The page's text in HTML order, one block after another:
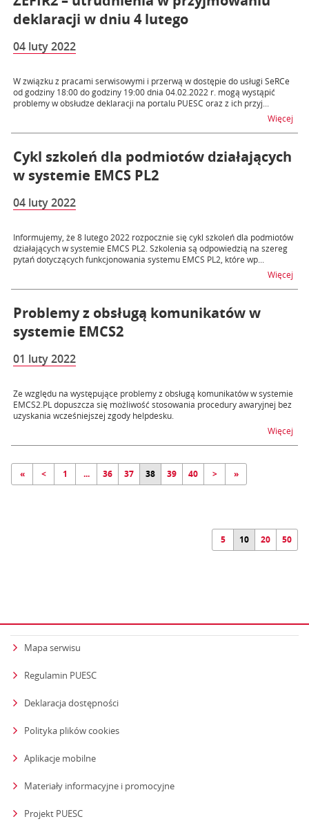
deklaracji w dniu 4 lutego
04 luty 2022
W związku z pracami serwisowymi i przerwą w dostępie do usługi SeRCe
od godziny 18:00 do godziny 19:00 dnia 04.02.2022 r. mogą wystąpić
problemy w obsłudze deklaracji na portalu PUESC oraz z ich przyj...
Więcej
Cykl szkoleń dla podmiotów działających
w systemie EMCS PL2
04 luty 2022
Informujemy, że 8 lutego 2022 rozpocznie się cykl szkoleń dla podmiotów
działających w systemie EMCS PL2. Szkolenia są odpowiedzią na szereg
pytań dotyczących funkcjonowania systemu EMCS PL2, które wp...
Więcej
Problemy z obsługą komunikatów w
systemie EMCS2
01 luty 2022
Ze względu na występujące problemy z obsługą komunikatów w systemie
EMCS2.PL dopuszcza się możliwość stosowania procedury awaryjnej bez
uzyskania wcześniejszej zgody helpdesku.
Więcej
« < 1 ... 36 37 38 39 40 > »
5 10 20 50
Mapa serwisu
Regulamin PUESC
Deklaracja dostępności
Polityka plików cookies
Aplikacje mobilne
Materiały informacyjne i promocyjne
Projekt PUESC